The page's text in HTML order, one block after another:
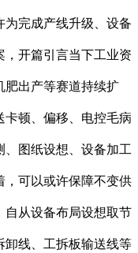
完成产线升级、设备
开篇引言当下工业资
肥出产等赛道持续扩
顿、偏移、电控毛病
图纸设想、设备加工
，可以或许保障不变供
自从设备布局设想取节
卸线、工拆板输送线等